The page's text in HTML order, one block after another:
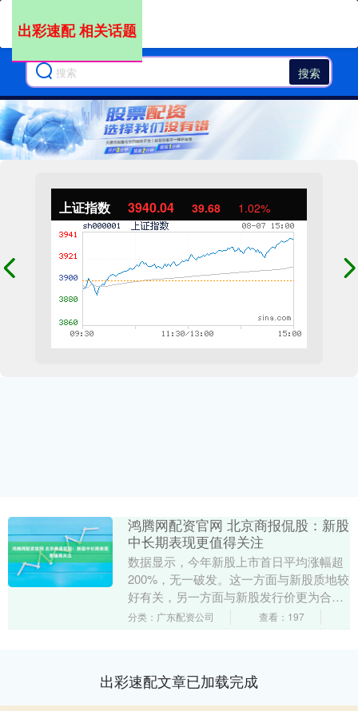
搜索
上证指数 3940.04 39.68 1.02%
出彩速配 相关话题
鸿腾网配资官网 北京商报侃股：新股
中长期表现更值得关注
数据显示，今年新股上市首日平均涨幅超
200%，无一破发。这一方面与新股质地较
好有关，另一方面与新股发行价更为合理
也有关系。但新股上市的短期表现多数带
分类：广东配资公司 查看：197
出彩速配文章已加载完成